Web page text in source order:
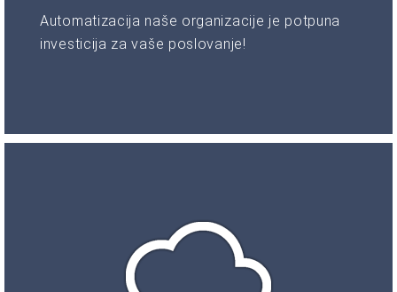
Automatizacija naše organizacije je potpuna
investicija za vaše poslovanje!